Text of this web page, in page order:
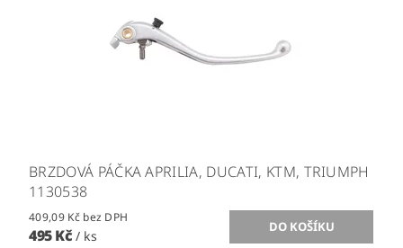
BRZDOVÁ PÁČKA APRILIA, DUCATI, KTM, TRIUMPH
1130538
409,09 Kč bez DPH
495 Kč / ks